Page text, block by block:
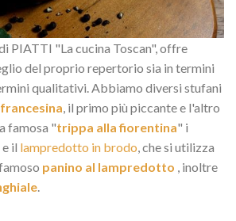
PIATTI "La cucina Toscan", offre
del proprio repertorio sia in termini
qualitativi. Abbiamo diversi stufani
francesina, il primo più piccante e l'altro
famosa "trippa alla fiorentina" i
e il lampredotto in brodo, che si utilizza
panino al lampredotto , inoltre
.